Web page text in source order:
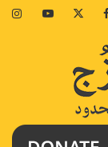
Twitter
Youtube